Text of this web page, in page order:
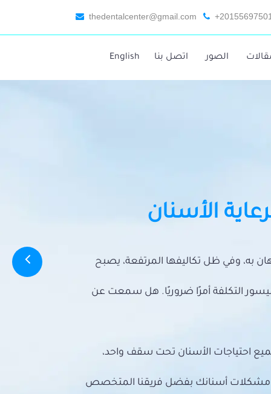
thedentalcenter@gmail.com
الصور اتصل بنا English
الأسنان
به، وفي ظل تكاليفها المرتفعة، يصبح
التكلفة أمرًا ضروريًا. هل سمعت عن
احتياجات الأسنان تحت سقف واحد،
مشكلات أسنانك بفضل فريقنا المتخصص